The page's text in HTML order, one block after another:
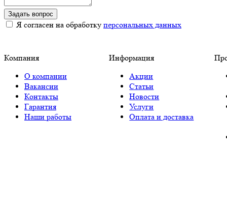
Задать вопрос
Я согласен на обработку персональных данных
Компания
О компании
Вакансии
Контакты
Гарантия
Наши работы
Информация
Акции
Статьи
Новости
Услуги
Оплата и доставка